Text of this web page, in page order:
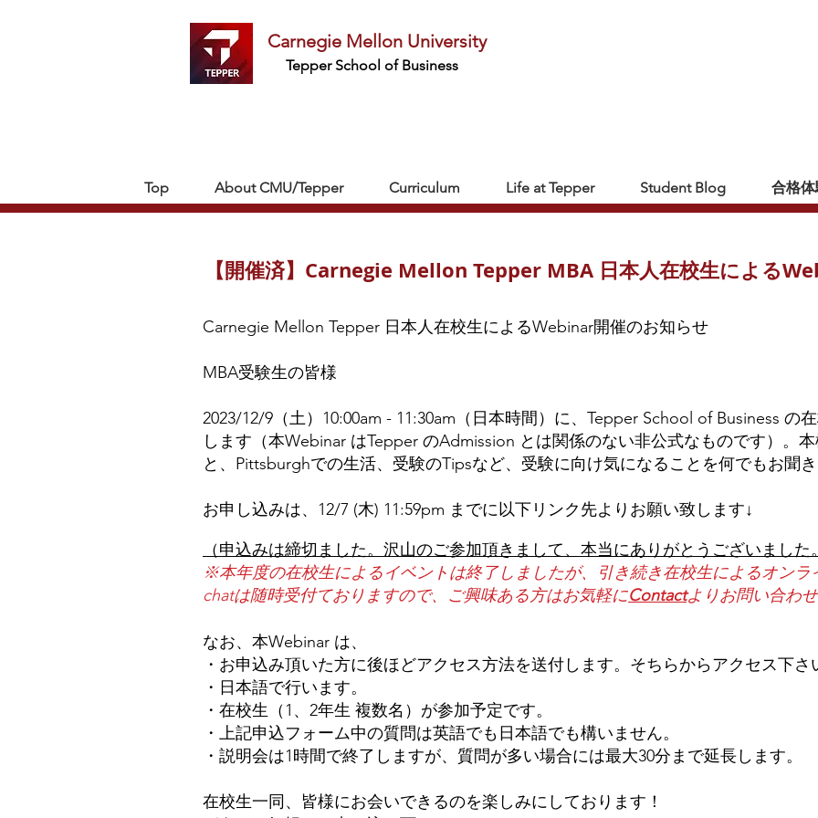
Carnegie Mellon University
Tepper School of Business
Top About CMU/Tepper Curriculum Life at Tepper Student Blog 合格
【開催済】Carnegie Mellon Tepper MBA 日本人在校生による
Carnegie Mellon Tepper 日本人在校生によるWebinar開催のお知らせ
MBA受験生の皆様
2023/12/9（土）10:00am - 11:30am（日本時間）に、Tepper School of Business の
します（本Webinar はTepper のAdmission とは関係のない非公式なものです）。
と、Pittsburghでの生活、受験のTipsなど、受験に向け気になることを何でもお聞
お申し込みは、12/7 (木) 11:59pm までに以下リンク先よりお願い致します↓
（申込みは締切ました。沢山のご参加頂きまして、本当にありがとうございました
※本年度の在校生によるイベントは終了しましたが、引き続き在校生によるオン
chatは随時受付ておりますので、ご興味ある方はお気軽にContactよりお問い合わ
なお、本Webinar は、
・お申込み頂いた方に後ほどアクセス方法を送付します。そちらからアクセス下さ
・日本語で行います。
・在校生（1、2年生 複数名）が参加予定です。
・上記申込フォーム中の質問は英語でも日本語でも構いません。
・説明会は1時間で終了しますが、質問が多い場合には最大30分まで延長します。
在校生一同、皆様にお会いできるのを楽しみにしております！